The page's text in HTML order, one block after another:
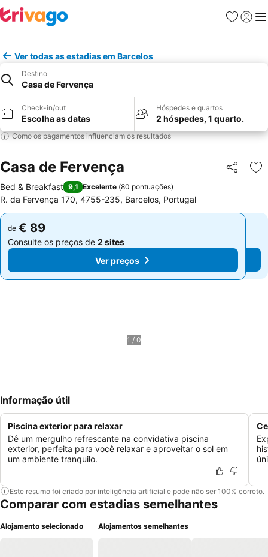
Favoritos
Iniciar
Ver todas as estadias em Barcelos
Destino
Casa de Fervença
Check-in/out
Escolha as datas
Hóspedes e quartos
2 hóspedes, 1 quarto.
Como os pagamentos influenciam os resultados
Casa de Fervença Partilhar
Bed & Breakfast 9,1 Excelente (80 pontuações)
R. da Fervença 170, 4755-235, Barcelos, Portugal
de € 89
Consulte os preços de 2 sites
Ver preços
de € 89
Consulte os preços de 2 sites
Ver preços
1 / 0
Informação útil
Piscina exterior para relaxar
Dê um mergulho refrescante na convidativa piscina
exterior, perfeita para você relaxar e aproveitar o sol em
um ambiente tranquilo.
Este resumo foi criado por inteligência artificial e pode não ser 100% correto.
Comparar com estadias semelhantes
Alojamento selecionado Alojamentos semelhantes